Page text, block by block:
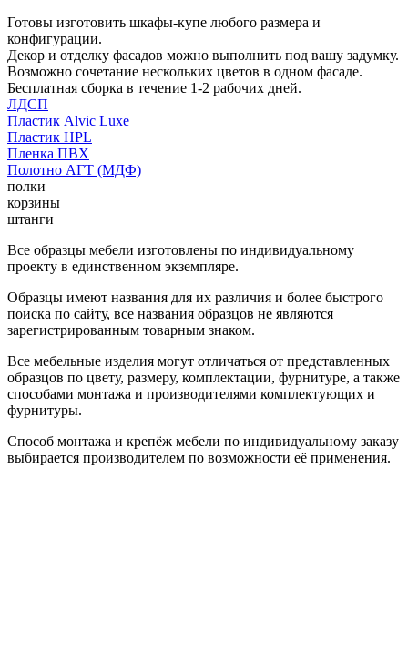
Готовы изготовить шкафы-купе любого размера и
конфигурации.
Декор и отделку фасадов можно выполнить под вашу задумку.
Возможно сочетание нескольких цветов в одном фасаде.
Бесплатная сборка в течение 1-2 рабочих дней.
ЛДСП
Пластик Alvic Luxe
Пластик HPL
Пленка ПВХ
Полотно АГТ (МДФ)
полки
корзины
штанги
Все образцы мебели изготовлены по индивидуальному
проекту в единственном экземпляре.
Образцы имеют названия для их различия и более быстрого
поиска по сайту, все названия образцов не являются
зарегистрированным товарным знаком.
Все мебельные изделия могут отличаться от представленных
образцов по цвету, размеру, комплектации, фурнитуре, а также
способами монтажа и производителями комплектующих и
фурнитуры.
Способ монтажа и крепёж мебели по индивидуальному заказу
выбирается производителем по возможности её применения.